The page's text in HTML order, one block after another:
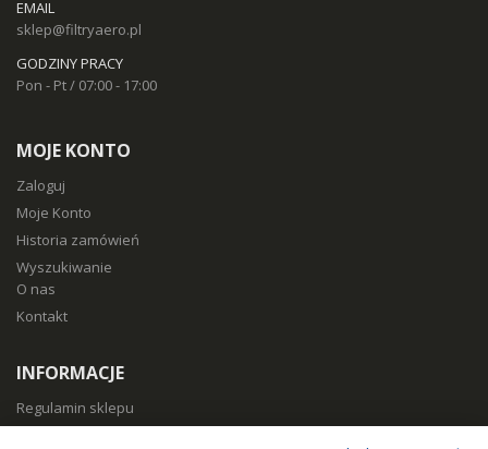
EMAIL
sklep@filtryaero.pl
GODZINY PRACY
Pon - Pt / 07:00 - 17:00
MOJE KONTO
Zaloguj
Moje Konto
Historia zamówień
Wyszukiwanie
O nas
Kontakt
INFORMACJE
Regulamin sklepu